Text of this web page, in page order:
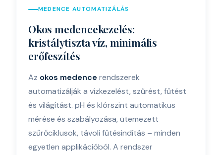
MEDENCE AUTOMATIZÁLÁS
Okos medencekezelés:
kristálytiszta víz, minimális
erőfeszítés
Az okos medence rendszerek
automatizálják a vízkezelést, szűrést, fűtést
és világítást. pH és klórszint automatikus
mérése és szabályozása, ütemezett
szűrőciklusok, távoli fűtésindítás – minden
egyetlen applikációból. A rendszer